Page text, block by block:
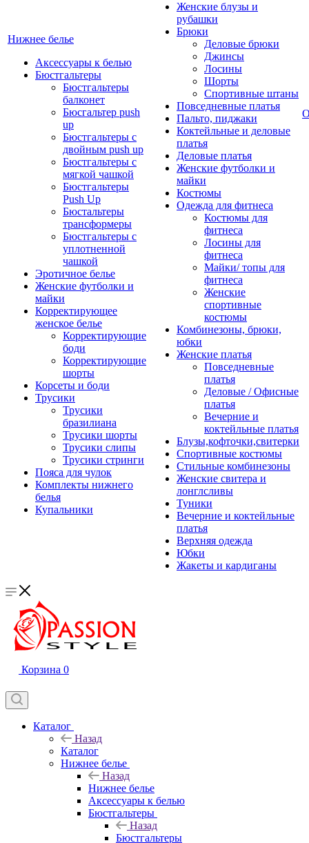
Нижнее белье
Аксессуары к белью
Бюстгальтеры
Бюстгальтеры
балконет
Бюсгальтер push
up
Бюстгальтеры с
двойным push up
Бюстгальтеры с
мягкой чашкой
Бюстгальтеры
Push Up
Бюстальтеры
трансформеры
Бюстгальтеры с
уплотненной
чашкой
Эротичное белье
Женские футболки и
майки
Корректирующее
женское белье
Корректирующие
боди
Корректирующие
шорты
Корсеты и боди
Трусики
Трусики
бразилиана
Трусики шорты
Трусики слипы
Трусики стринги
Пояса для чулок
Комплекты нижнего
белья
Купальники
Женские блузы и
рубашки
Брюки
Деловые брюки
Джинсы
Лосины
Шорты
Спортивные штаны
Повседневные платья
Пальто, пиджаки
Коктейльные и деловые
платья
Деловые платья
Женские футболки и
майки
Костюмы
Одежда для фитнеса
Костюмы для
фитнеса
Лосины для
фитнеса
Майки/ топы для
фитнеса
Женские
спортивные
костюмы
Комбинезоны, брюки,
юбки
Женские платья
Повседневные
платья
Деловые / Офисные
платья
Вечерние и
коктейльные платья
Блузы,кофточки,свитерки
Спортивные костюмы
Стильные комбинезоны
Женские свитера и
лонглсливы
Туники
Вечерние и коктейльные
платья
Верхняя одежда
Юбки
Жакеты и кардиганы
Корзина 0
Каталог
Назад
Каталог
Нижнее белье
Назад
Нижнее белье
Аксессуары к белью
Бюстгальтеры
Назад
Бюстгальтеры